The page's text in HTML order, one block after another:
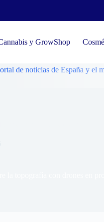
y GrowShop
noticias de España y el